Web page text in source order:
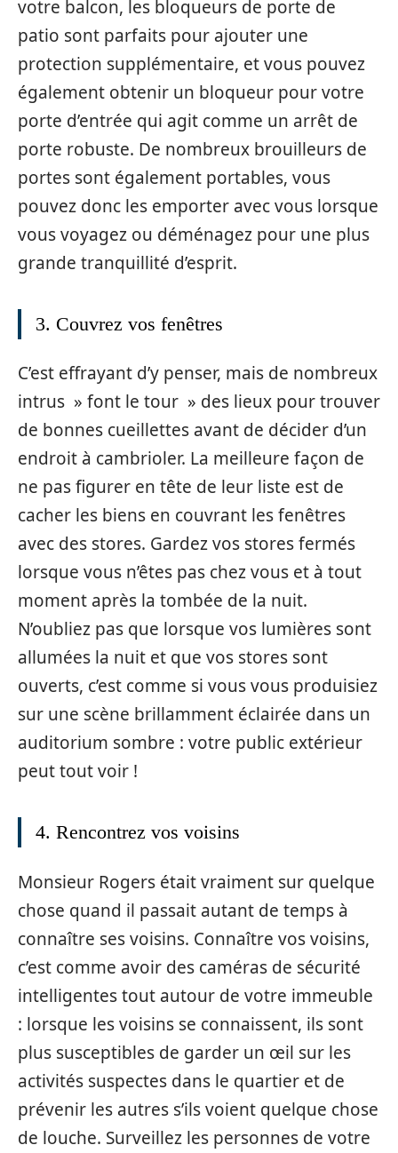
votre balcon, les bloqueurs de porte de
patio sont parfaits pour ajouter une
protection supplémentaire, et vous pouvez
également obtenir un bloqueur pour votre
porte d’entrée qui agit comme un arrêt de
porte robuste. De nombreux brouilleurs de
portes sont également portables, vous
pouvez donc les emporter avec vous lorsque
vous voyagez ou déménagez pour une plus
grande tranquillité d’esprit.
3. Couvrez vos fenêtres
C’est effrayant d’y penser, mais de nombreux
intrus » font le tour » des lieux pour trouver
de bonnes cueillettes avant de décider d’un
endroit à cambrioler. La meilleure façon de
ne pas figurer en tête de leur liste est de
cacher les biens en couvrant les fenêtres
avec des stores. Gardez vos stores fermés
lorsque vous n’êtes pas chez vous et à tout
moment après la tombée de la nuit.
N’oubliez pas que lorsque vos lumières sont
allumées la nuit et que vos stores sont
ouverts, c’est comme si vous vous produisiez
sur une scène brillamment éclairée dans un
auditorium sombre : votre public extérieur
peut tout voir !
4. Rencontrez vos voisins
Monsieur Rogers était vraiment sur quelque
chose quand il passait autant de temps à
connaître ses voisins. Connaître vos voisins,
c’est comme avoir des caméras de sécurité
intelligentes tout autour de votre immeuble
: lorsque les voisins se connaissent, ils sont
plus susceptibles de garder un œil sur les
activités suspectes dans le quartier et de
prévenir les autres s’ils voient quelque chose
de louche. Surveillez les personnes de votre